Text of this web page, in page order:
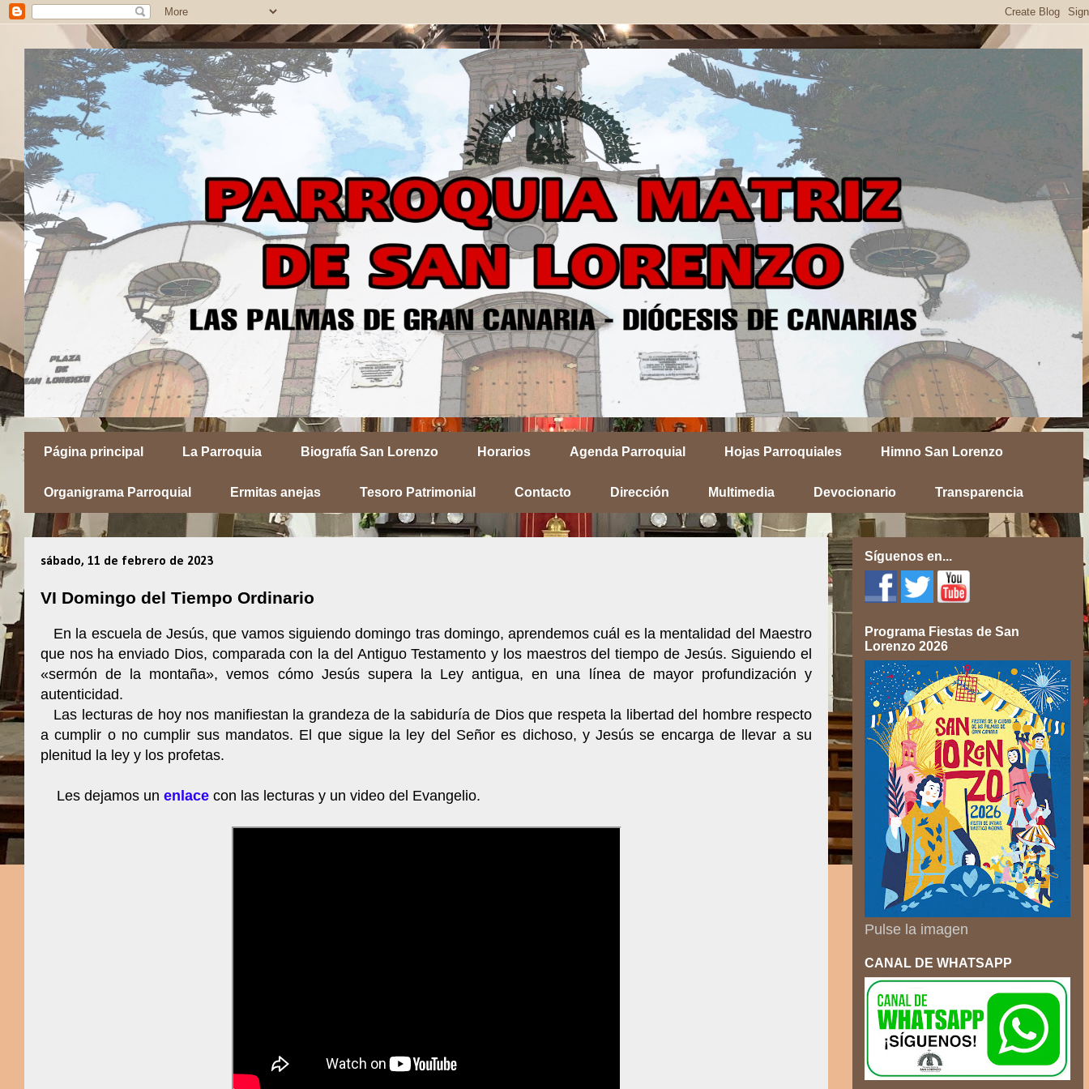
Página principal La Parroquia Biografía San Lorenzo Horarios Agenda Parroquial Hojas Parroquiales Himno San Lorenzo
Organigrama Parroquial Ermitas anejas Tesoro Patrimonial Contacto Dirección Multimedia Devocionario Transparencia
sábado, 11 de febrero de 2023
VI Domingo del Tiempo Ordinario
En la escuela de Jesús, que vamos siguiendo domingo tras domingo, aprendemos cuál es la mentalidad del Maestro
que nos ha enviado Dios, comparada con la del Antiguo Testamento y los maestros del tiempo de Jesús. Siguiendo el
«sermón de la montaña», vemos cómo Jesús supera la Ley antigua, en una línea de mayor profundización y
autenticidad.
Las lecturas de hoy nos manifiestan la grandeza de la sabiduría de Dios que respeta la libertad del hombre respecto
a cumplir o no cumplir sus mandatos. El que sigue la ley del Señor es dichoso, y Jesús se encarga de llevar a su
plenitud la ley y los profetas.
Les dejamos un enlace con las lecturas y un video del Evangelio.
Síguenos en...
Programa Fiestas de San
Lorenzo 2026
Pulse la imagen
CANAL DE WHATSAPP